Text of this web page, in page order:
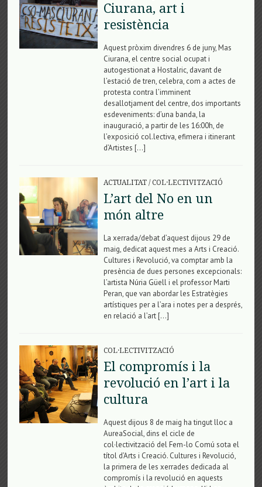
Ciurana, art i
resistència
Aquest pròxim divendres 6 de juny, Mas
Ciurana, el centre social ocupat i
autogestionat a Hostalric, davant de
l’estació de tren, celebra, com a actes de
protesta contra l’imminent
desallotjament del centre, dos importants
esdeveniments: d’una banda, la
inauguració, a partir de les 16:00h, de
l’exposició col.lectiva, efimera i itinerant
d’Artistes […]
ACTUALITAT/COL·LECTIVITZACIÓ
L’art del No en un
món altre
La xerrada/debat d’aquest dijous 29 de
maig, dedicat aquest mes a Arts i Creació.
Cultures i Revolució, va comptar amb la
presència de dues persones excepcionals:
l’artista Núria Güell i el professor Marti
Peran, que van abordar les Estratègies
artístiques per a l’ara i notes per a després,
en relació a l’art […]
COL·LECTIVITZACIÓ
El compromís i la
revolució en l’art i la
cultura
Aquest dijous 8 de maig ha tingut lloc a
AureaSocial, dins el cicle de
col·lectivització del Fem-lo Comú sota el
títol d’Arts i Creació. Cultures i Revolució,
la primera de les xerrades dedicada al
compromís i la revolució en aquests